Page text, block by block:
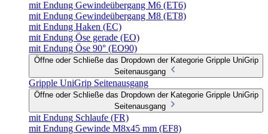
mit Endung Gewindeübergang M6 (ET6)
mit Endung Gewindeübergang M8 (ET8)
mit Endung Haken (EC)
mit Endung Öse gerade (EO)
mit Endung Öse 90° (EO90)
Öffne oder Schließe das Dropdown der Kategorie Gripple UniGrip
Seitenausgang
Gripple UniGrip Seitenausgang
Öffne oder Schließe das Dropdown der Kategorie Gripple UniGrip
Seitenausgang
mit Endung Schlaufe (FR)
mit Endung Gewinde M8x45 mm (EF8)